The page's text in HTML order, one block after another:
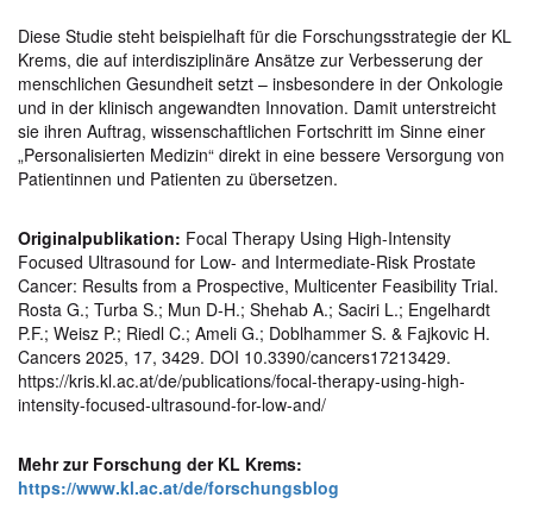
Diese Studie steht beispielhaft für die Forschungsstrategie der KL
Krems, die auf interdisziplinäre Ansätze zur Verbesserung der
menschlichen Gesundheit setzt – insbesondere in der Onkologie
und in der klinisch angewandten Innovation. Damit unterstreicht
sie ihren Auftrag, wissenschaftlichen Fortschritt im Sinne einer
„Personalisierten Medizin“ direkt in eine bessere Versorgung von
Patientinnen und Patienten zu übersetzen.
Originalpublikation: Focal Therapy Using High-Intensity
Focused Ultrasound for Low- and Intermediate-Risk Prostate
Cancer: Results from a Prospective, Multicenter Feasibility Trial.
Rosta G.; Turba S.; Mun D-H.; Shehab A.; Saciri L.; Engelhardt
P.F.; Weisz P.; Riedl C.; Ameli G.; Doblhammer S. & Fajkovic H.
Cancers 2025, 17, 3429. DOI 10.3390/cancers17213429.
https://kris.kl.ac.at/de/publications/focal-therapy-using-high-
intensity-focused-ultrasound-for-low-and/
Mehr zur Forschung der KL Krems:
https://www.kl.ac.at/de/forschungsblog